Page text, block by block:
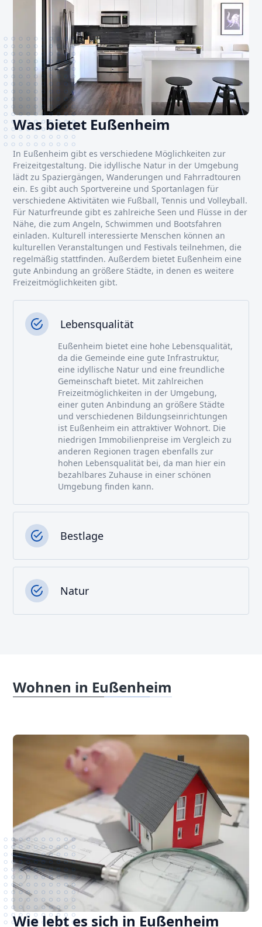
Was bietet Eußenheim
In Eußenheim gibt es verschiedene Möglichkeiten zur
Freizeitgestaltung. Die idyllische Natur in der Umgebung
lädt zu Spaziergängen, Wanderungen und Fahrradtouren
ein. Es gibt auch Sportvereine und Sportanlagen für
verschiedene Aktivitäten wie Fußball, Tennis und Volleyball.
Für Naturfreunde gibt es zahlreiche Seen und Flüsse in der
Nähe, die zum Angeln, Schwimmen und Bootsfahren
einladen. Kulturell interessierte Menschen können an
kulturellen Veranstaltungen und Festivals teilnehmen, die
regelmäßig stattfinden. Außerdem bietet Eußenheim eine
gute Anbindung an größere Städte, in denen es weitere
Freizeitmöglichkeiten gibt.
Lebensqualität
Eußenheim bietet eine hohe Lebensqualität,
da die Gemeinde eine gute Infrastruktur,
eine idyllische Natur und eine freundliche
Gemeinschaft bietet. Mit zahlreichen
Freizeitmöglichkeiten in der Umgebung,
einer guten Anbindung an größere Städte
und verschiedenen Bildungseinrichtungen
ist Eußenheim ein attraktiver Wohnort. Die
niedrigen Immobilienpreise im Vergleich zu
anderen Regionen tragen ebenfalls zur
hohen Lebensqualität bei, da man hier ein
bezahlbares Zuhause in einer schönen
Umgebung finden kann.
Bestlage
Natur
Wohnen in Eußenheim
Wie lebt es sich in Eußenheim